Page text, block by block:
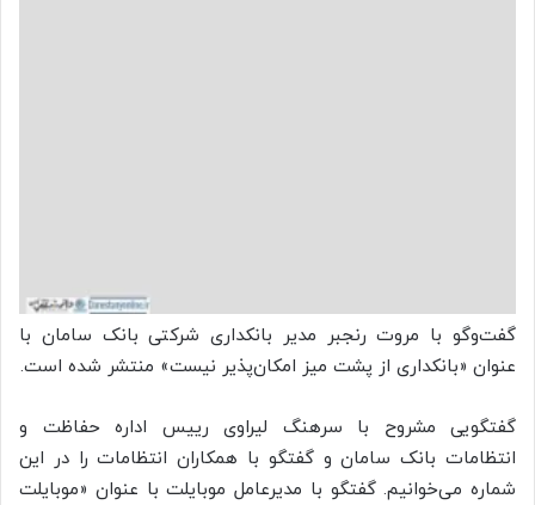
گفت‌وگو با مروت رنجبر مدیر بانکداری شرکتی بانک سامان با
عنوان «بانکداری از پشت میز امکان‌پذیر نیست» منتشر شده است.
گفتگویی مشروح با سرهنگ لیراوی رییس اداره حفاظت و
انتظامات بانک سامان و گفتگو با همکاران انتظامات را در این
شماره می‌خوانیم. گفتگو با مدیرعامل موبایلت با عنوان «موبایلت